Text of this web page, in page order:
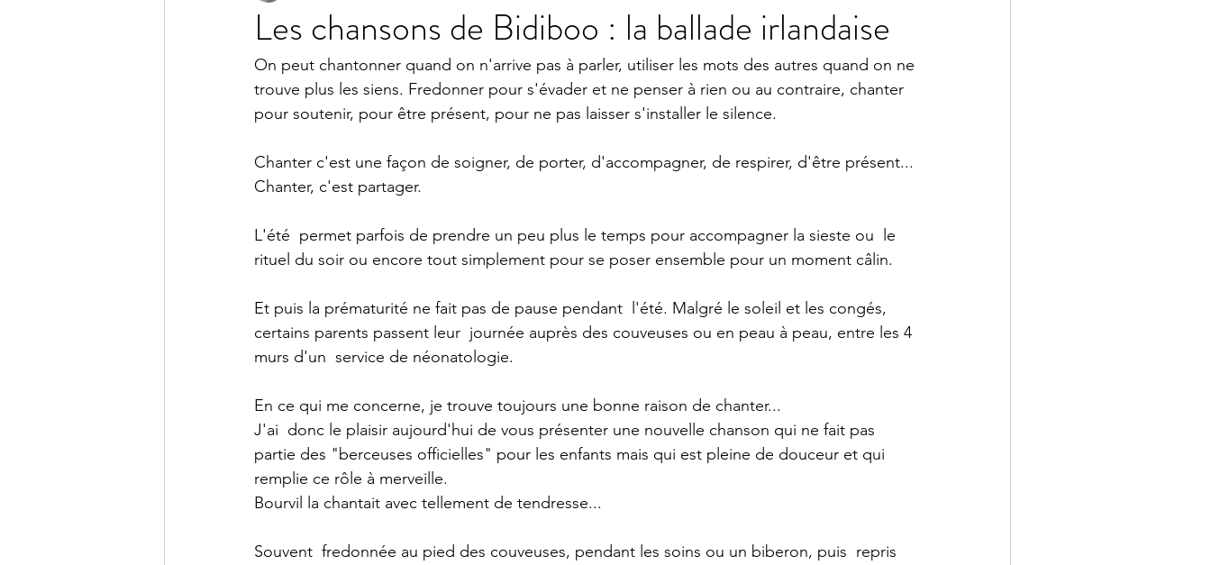
Infirmière puéricultrice
Les chansons de Bidiboo : la ballade irlandaise
On peut chantonner quand on n'arrive pas à parler, utiliser les mots des autres quand on ne
trouve plus les siens. Fredonner pour s'évader et ne penser à rien ou au contraire, chanter
pour soutenir, pour être présent, pour ne pas laisser s'installer le silence.
Chanter c'est une façon de soigner, de porter, d'accompagner, de respirer, d'être présent...
Chanter, c'est partager.
L'été  permet parfois de prendre un peu plus le temps pour accompagner la sieste ou  le
rituel du soir ou encore tout simplement pour se poser ensemble pour un moment câlin.
Et puis la prématurité ne fait pas de pause pendant  l'été. Malgré le soleil et les congés,
certains parents passent leur  journée auprès des couveuses ou en peau à peau, entre les 4
murs d'un  service de néonatologie.
En ce qui me concerne, je trouve toujours une bonne raison de chanter...
J'ai  donc le plaisir aujourd'hui de vous présenter une nouvelle chanson qui ne fait pas
partie des "berceuses officielles" pour les enfants mais qui est pleine de douceur et qui
remplie ce rôle à merveille.
Bourvil la chantait avec tellement de tendresse...
Souvent  fredonnée au pied des couveuses, pendant les soins ou un biberon, puis  repris